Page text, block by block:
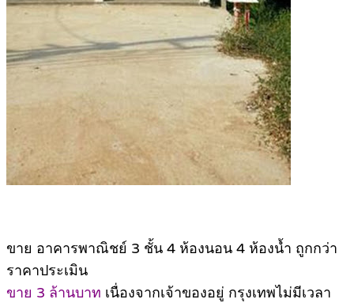
ขาย อาคารพาณิชย์ 3 ชั้น 4 ห้องนอน 4 ห้องน้ำ ถูกกว่า
ราคาประเมิน
ขาย 3 ล้านบาท เนื่องจากเจ้าของอยู่ กรุงเทพไม่มีเวลา